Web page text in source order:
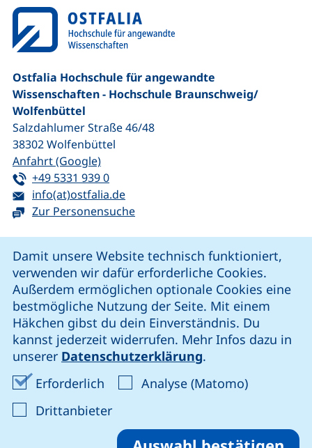
Damit unsere Website technisch funktioniert,
verwenden wir dafür erforderliche Cookies.
Außerdem ermöglichen optionale Cookies eine
bestmögliche Nutzung der Seite. Mit einem
Häkchen gibst du dein Einverständnis. Du
kannst jederzeit widerrufen. Mehr Infos dazu in
unserer Datenschutzerklärung.
Erforderlich Erforderliche Cookies akzeptieren
Analyse (Matomo)Analyse-
Drittanbieter: Cookies von Drittanbieter
Ostfalia Hochschule für angewandte
Wissenschaften - Hochschule Braunschweig/​
Wolfenbüttel
Salzdahlumer Straße 46/48
38302Wolfenbüttel
Anfahrt (Google)(externer Link, öffnet neues Fenster)
Tel:
+49 5331 939 0(startet einen Telefonanruf, wenn Ihr
E-Mail:
info(at)ostfalia.de(öffnet Ihr E-Mail-Programm)
Zur Personensuche
unsere Facebook-Seite (externer Link, öffnet neues
unsere LinkedIn-Seite (externer Link, öffnet
unsere Instagram-Seite (externer Link,
unsere YouTube-Seite (externer
Cookie-Einstellungen
Impressum
Datenschutz
Erklärung zur Barrierefreiheit